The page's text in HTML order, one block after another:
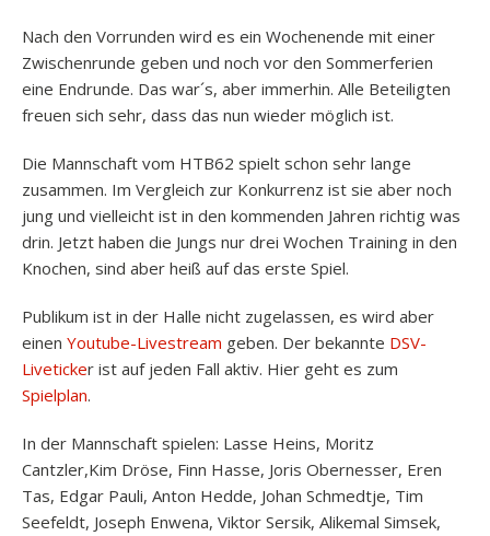
Nach den Vorrunden wird es ein Wochenende mit einer
Zwischenrunde geben und noch vor den Sommerferien
eine Endrunde. Das war´s, aber immerhin. Alle Beteiligten
freuen sich sehr, dass das nun wieder möglich ist.
Die Mannschaft vom HTB62 spielt schon sehr lange
zusammen. Im Vergleich zur Konkurrenz ist sie aber noch
jung und vielleicht ist in den kommenden Jahren richtig was
drin. Jetzt haben die Jungs nur drei Wochen Training in den
Knochen, sind aber heiß auf das erste Spiel.
Publikum ist in der Halle nicht zugelassen, es wird aber
einen Youtube-Livestream geben. Der bekannte DSV-
Liveticker ist auf jeden Fall aktiv. Hier geht es zum
Spielplan.
In der Mannschaft spielen: Lasse Heins, Moritz
Cantzler,Kim Dröse, Finn Hasse, Joris Obernesser, Eren
Tas, Edgar Pauli, Anton Hedde, Johan Schmedtje, Tim
Seefeldt, Joseph Enwena, Viktor Sersik, Alikemal Simsek,